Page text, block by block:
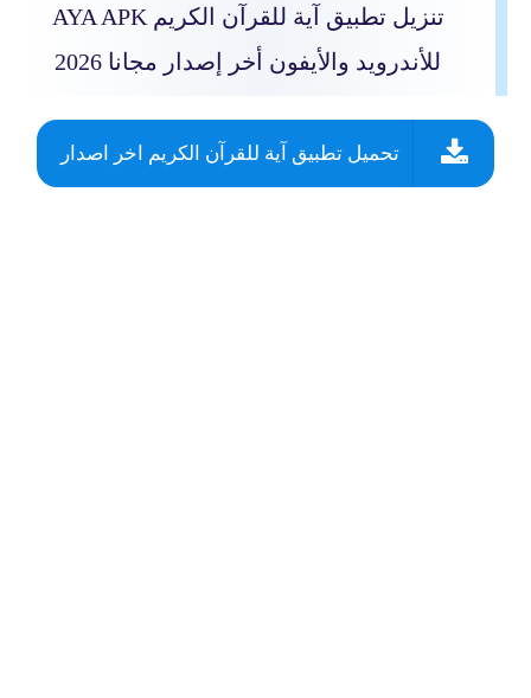
تنزيل تطبيق آية للقرآن الكريم AYA APK
للأندرويد والأيفون أخر إصدار مجانا 2026
تحميل تطبيق آية للقرآن الكريم اخر اصدار